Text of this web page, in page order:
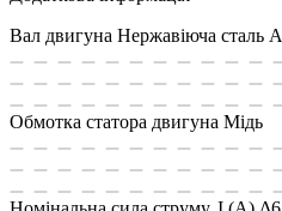
Вал двигуна Нержавіюча сталь
Обмотка статора двигуна Мідь